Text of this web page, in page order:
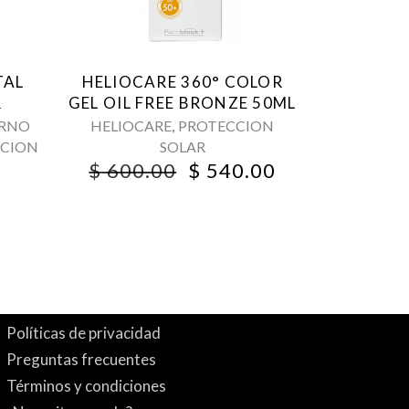
HELIOCARE 360° COLOR
GEL OIL FREE BRONZE 50ML
HELIOCARE, PROTECCION
SOLAR
$600.00 ORIGINAL
PRICE
$ 540.00
Políticas de privacidad
Preguntas frecuentes
Términos y condiciones